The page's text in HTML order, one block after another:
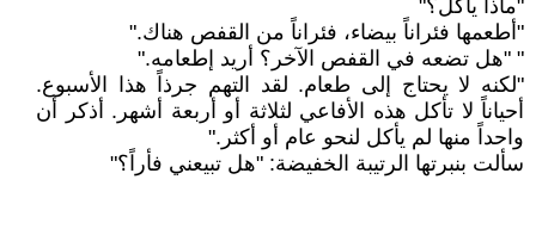
"ماذا يأكل؟"
"أطعمها فئراناً بيضاء، فئراناً من القفص هناك."
" "هل تضعه في القفص الآخر؟ أريد إطعامه."
"لكنه لا يحتاج إلى طعام. لقد التهم جرذاً هذا الأسبوع.
أحياناً لا تأكل هذه الأفاعي لثلاثة أو أربعة أشهر. أذكر أن
واحداً منها لم يأكل لنحو عام أو أكثر."
سألت بنبرتها الرتيبة الخفيضة: "هل تبيعني فأراً؟"